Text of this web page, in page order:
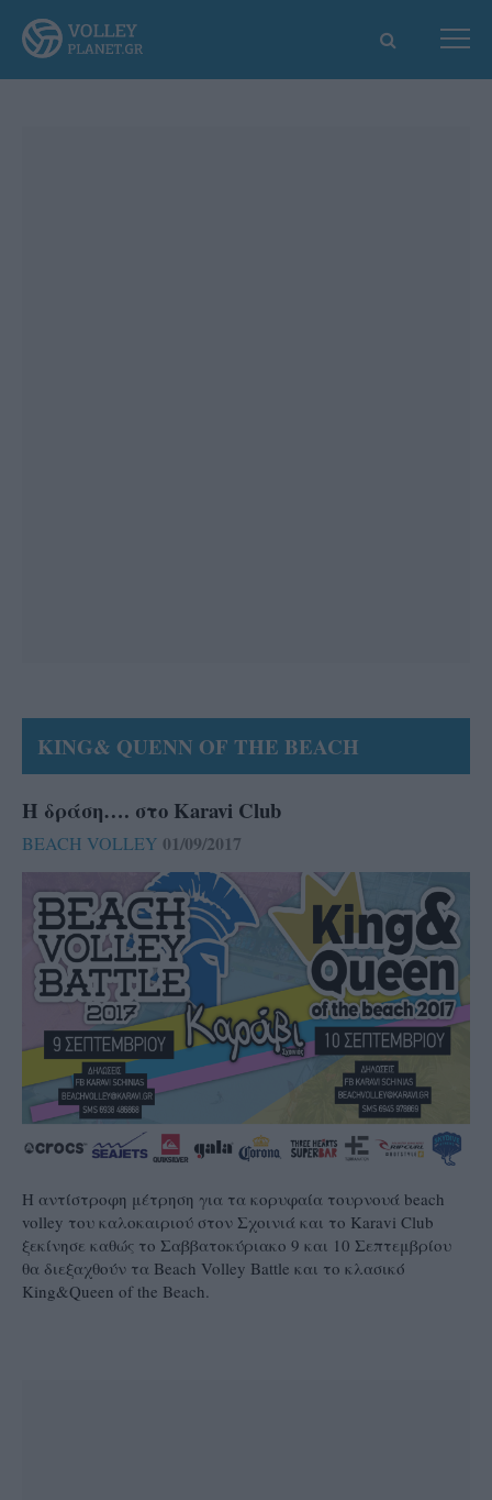
KING& QUENN OF THE BEACH
Η δράση…. στο Karavi Club
BEACH VOLLEY 01/09/2017
Η αντίστροφη μέτρηση για τα κορυφαία τουρνουά beach
volley του καλοκαιριού στον Σχοινιά και το Karavi Club
ξεκίνησε καθώς το Σαββατοκύριακο 9 και 10 Σεπτεμβρίου
θα διεξαχθούν τα Beach Volley Battle και το κλασικό
King&Queen of the Beach.